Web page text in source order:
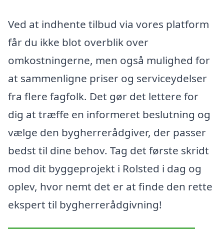
Ved at indhente tilbud via vores platform
får du ikke blot overblik over
omkostningerne, men også mulighed for
at sammenligne priser og serviceydelser
fra flere fagfolk. Det gør det lettere for
dig at træffe en informeret beslutning og
vælge den bygherrerådgiver, der passer
bedst til dine behov. Tag det første skridt
mod dit byggeprojekt i Rolsted i dag og
oplev, hvor nemt det er at finde den rette
ekspert til bygherrerådgivning!